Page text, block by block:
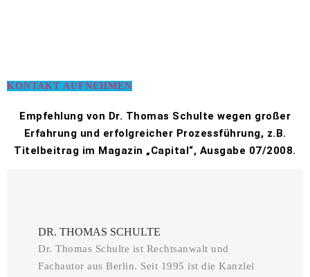
KONTAKT AUFNEHMEN
Empfehlung von Dr. Thomas Schulte wegen großer
Erfahrung und erfolgreicher Prozessführung, z.B.
Titelbeitrag im Magazin „Capital“, Ausgabe 07/2008.
DR. THOMAS SCHULTE
Dr. Thomas Schulte ist Rechtsanwalt und
Fachautor aus Berlin. Seit 1995 ist die Kanzlei